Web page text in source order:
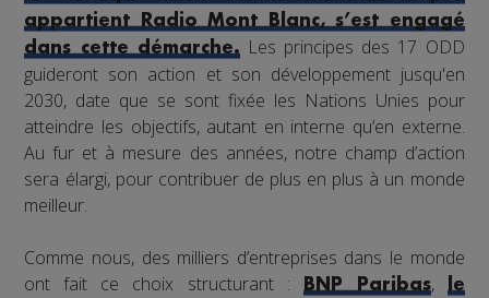
appartient Radio Mont Blanc, s’est engagé
dans cette démarche.Les principes des 17 ODD
guideront son action et son développement jusqu'en
2030, date que se sont fixée les Nations Unies pour
atteindre les objectifs, autant en interne qu’en externe.
Au fur et à mesure des années, notre champ d’action
sera élargi, pour contribuer de plus en plus à un monde
meilleur.
Comme nous, des milliers d’entreprises dans le monde
ont fait ce choix structurant :
BNP Paribas,
le